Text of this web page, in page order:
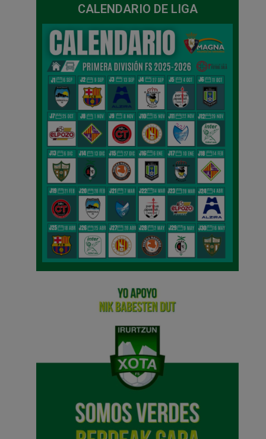
CALENDARIO DE LIGA